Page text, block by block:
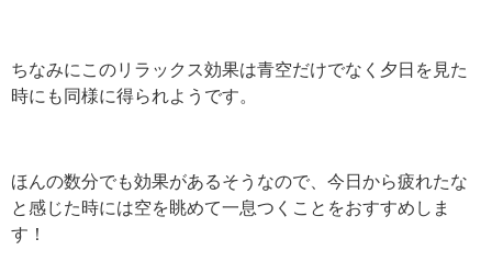
ちなみにこのリラックス効果は青空だけでなく夕日を見た
時にも同様に得られようです。
ほんの数分でも効果があるそうなので、今日から疲れたな
と感じた時には空を眺めて一息つくことをおすすめしま
す！